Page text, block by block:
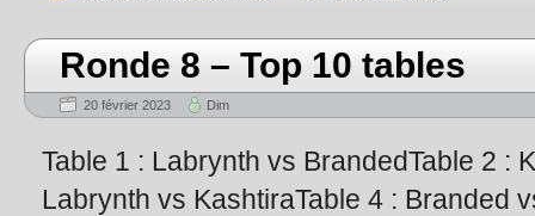
Ronde 8 – Top 10 tables
20 février 2023 Dim
Table 1 : Labrynth vs BrandedTable 2 :
Labrynth vs KashtiraTable 4 : Branded